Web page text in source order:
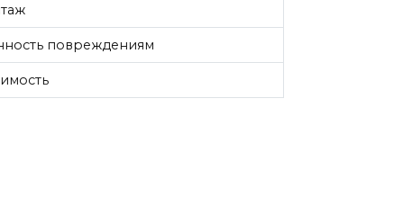
повреждениям